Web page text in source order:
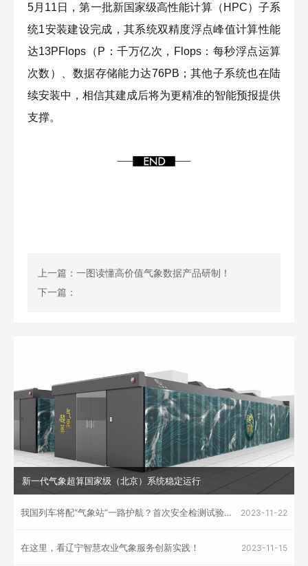
5月11日，第一批新国家级高性能计算（HPC）子系
统1安装建设完成，其系统双精度浮点峰值计算性能
达13PFlops（P：千万亿次，Flops：每秒浮点运算
次数）、数据存储能力达76PB；其他子系统也在陆
续安装中，相信其建成后将为更精准的智能预报提供
支撑。
上一篇：一图读懂高价值气象数据产品研制！
下一篇：
新一代气象超算国家级（北京）系统稳定运行
2023-11-22
我国列车将配“气象站”一路护航？首次安全检测试验已开展！
2023-11-15
在这里，看辽宁智慧农业气象服务创新实践！